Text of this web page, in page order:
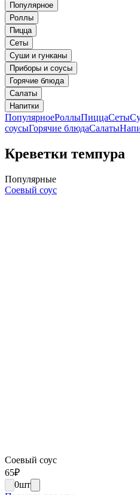
Популярное
Роллы
Пицца
Сеты
Суши и гунканы
Приборы и соусы
Горячие блюда
Салаты
Напитки
ПопулярноеРоллыПиццаСеты
соусыГорячие блюдаСалаты
Креветки темпура
Популярные
Соевый соус
Соевый соус
65₽
0шт